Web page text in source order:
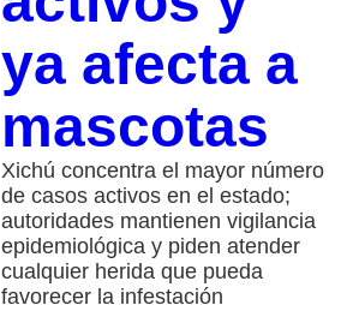
ya afecta a
mascotas
Xichú concentra el mayor número
de casos activos en el estado;
autoridades mantienen vigilancia
epidemiológica y piden atender
cualquier herida que pueda
favorecer la infestación